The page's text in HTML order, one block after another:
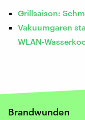
Grillsaison:
Vakuumgaren
WLAN-
Brandwunden